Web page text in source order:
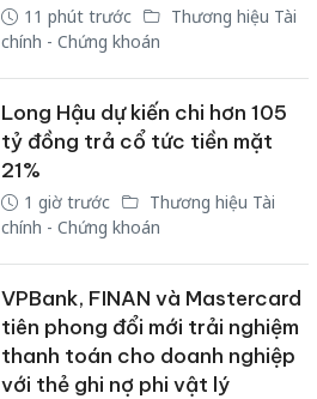
11 phút trước
Thương hiệu Tài
chính - Chứng khoán
Long Hậu dự kiến chi hơn 105
tỷ đồng trả cổ tức tiền mặt
21%
1 giờ trước
Thương hiệu Tài
chính - Chứng khoán
VPBank, FINAN và Mastercard
tiên phong đổi mới trải nghiệm
thanh toán cho doanh nghiệp
với thẻ ghi nợ phi vật lý